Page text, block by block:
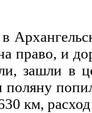
право, и
зашли в
поляну
км,